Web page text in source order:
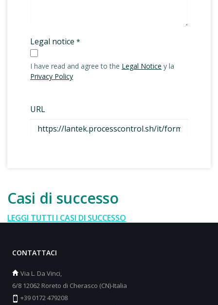
Casi di successo
LEGGI TUTTI I CASI DI SUCCESSO
CONTATTACI
Via L. Da Vinci,
6/8 12062 Roreto di Cherasco (CN)-Italia
+39 0172 479208